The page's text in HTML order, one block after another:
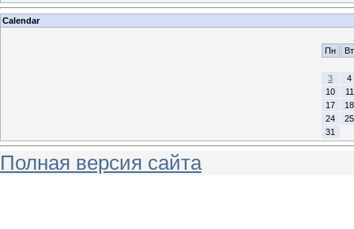
Calendar
Пн
Вт
3
4
10
11
17
18
24
25
31
Полная версия сайта